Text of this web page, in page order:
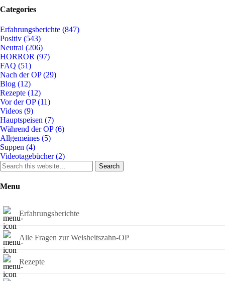
Categories
Erfahrungsberichte (847)
Positiv (543)
Neutral (206)
HORROR (97)
FAQ (51)
Nach der OP(29)
Blog (12)
Rezepte (12)
Vor der OP(11)
Videos (9)
Hauptspeisen (7)
Während der OP(6)
Allgemeines (5)
Suppen (4)
Videotagebücher(2)
Search
Menu
Erfahrungsberichte
Alle Fragen zur Weisheitszahn-OP
Rezepte